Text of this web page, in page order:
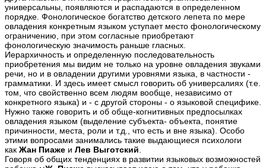
универсальны, появляются и распадаются в определенном
порядке. Фонологическое богатство детского лепета по мере
овладения конкретным языком уступает место фонологическому
ограничению, при этом согласные приобретают
фонологическую значимость раньше гласных.
Иерархичность и определенную последовательность
приобретения мы видим не только на уровне овладения звуками
речи, но и в овладении другими уровнями языка, в частности -
грамматики. И здесь имеет смысл говорить об универсалиях (т.е.
том, что свойственно всем людям вообще, независимо от
конкретного языка) и - с другой стороны - о языковой специфике.
Нужно также говорить и об обще-когнитивных предпосылках
овладения языком (выделение субъекта- объекта, понятие
причинности, места, роли и т.д., что есть и вне языка). Особо
этими вопросами занимались такие выдающиеся психологи
как Жан Пиаже и Лев Выготский
Говоря об общих тенденциях в развитии языковых возможностей